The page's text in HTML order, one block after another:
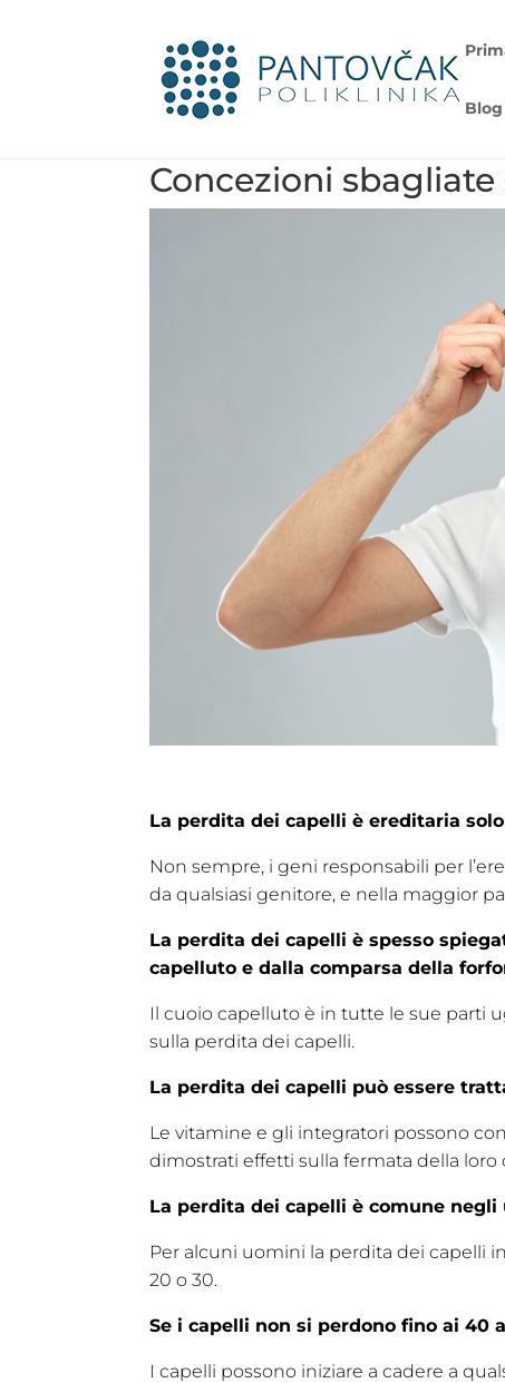
Blog
Concezioni sbagliate
La perdita dei capelli è ereditaria
Non sempre, i geni responsabili per
da qualsiasi genitore, e nella maggior
La perdita dei capelli è spesso
capelluto e dalla comparsa della
Il cuoio capelluto è in tutte le sue parti
sulla perdita dei capelli.
La perdita dei capelli può essere
Le vitamine e gli integratori possono
dimostrati effetti sulla fermata della loro
La perdita dei capelli è comune negli
Per alcuni uomini la perdita dei capelli
20 o 30.
Se i capelli non si perdono fino ai 40
I capelli possono iniziare a cadere a